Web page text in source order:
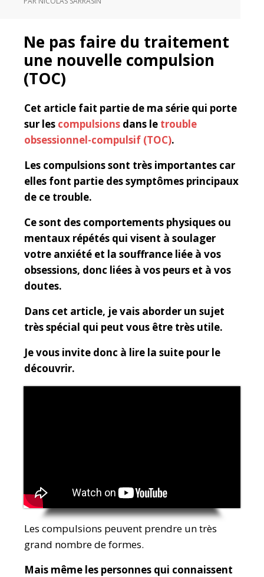
Ne pas faire du traitement
une nouvelle compulsion
(TOC)
Cet article fait partie de ma série qui porte
sur les compulsions dans le trouble
obsessionnel-compulsif (TOC).
Les compulsions sont très importantes car
elles font partie des symptômes principaux
de ce trouble.
Ce sont des comportements physiques ou
mentaux répétés qui visent à soulager
votre anxiété et la souffrance liée à vos
obsessions, donc liées à vos peurs et à vos
doutes.
Dans cet article, je vais aborder un sujet
très spécial qui peut vous être très utile.
Je vous invite donc à lire la suite pour le
découvrir.
Les compulsions peuvent prendre un très
grand nombre de formes.
Mais même les personnes qui connaissent